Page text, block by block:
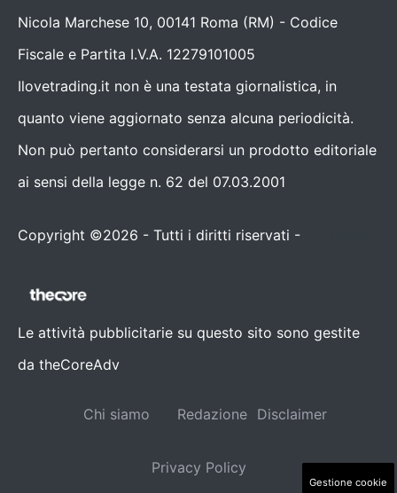
Nicola Marchese 10, 00141 Roma (RM) - Codice
Fiscale e Partita I.V.A. 12279101005
Ilovetrading.it non è una testata giornalistica, in
quanto viene aggiornato senza alcuna periodicità.
Non può pertanto considerarsi un prodotto editoriale
ai sensi della legge n. 62 del 07.03.2001
Copyright ©2026 - Tutti i diritti riservati -
Le attività pubblicitarie su questo sito sono gestite
da theCoreAdv
Chi siamo Redazione Disclaimer
Privacy Policy
Gestione cookie